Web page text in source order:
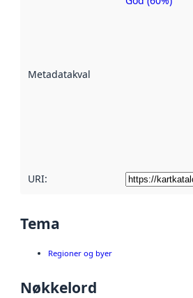
Metadatakvalitet
Metadatakvalitet
URI:
Tema
Regioner og byer
Nøkkelord